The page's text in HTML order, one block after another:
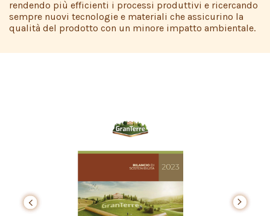
rendendo più efficienti i processi produttivi e ricercando
sempre nuovi tecnologie e materiali che assicurino la
qualità del prodotto con un minore impatto ambientale.
prev next
prev next
prev next